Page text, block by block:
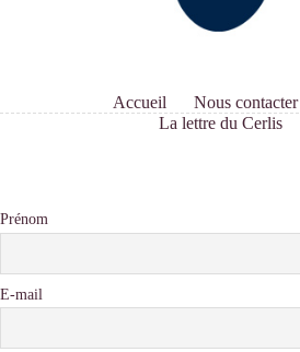
Accueil Nous contacter
La lettre du Cerlis
Prénom
E-mail